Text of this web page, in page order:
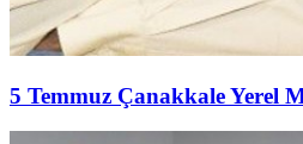
5 Temmuz Çanakkale Yerel